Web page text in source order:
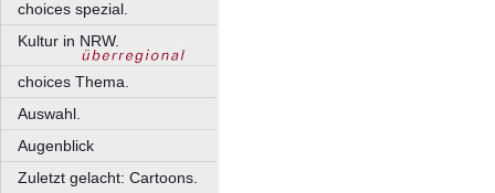
choices spezial.
Kultur in NRW.
choices Thema.
Auswahl.
Augenblick
Zuletzt gelacht: Cartoons.